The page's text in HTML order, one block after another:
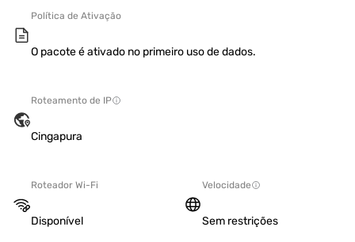
Política de Ativação
O pacote é ativado no primeiro uso de dados.
Roteamento de IP
Cingapura
Roteador Wi-Fi
Disponível
Velocidade
Sem restrições